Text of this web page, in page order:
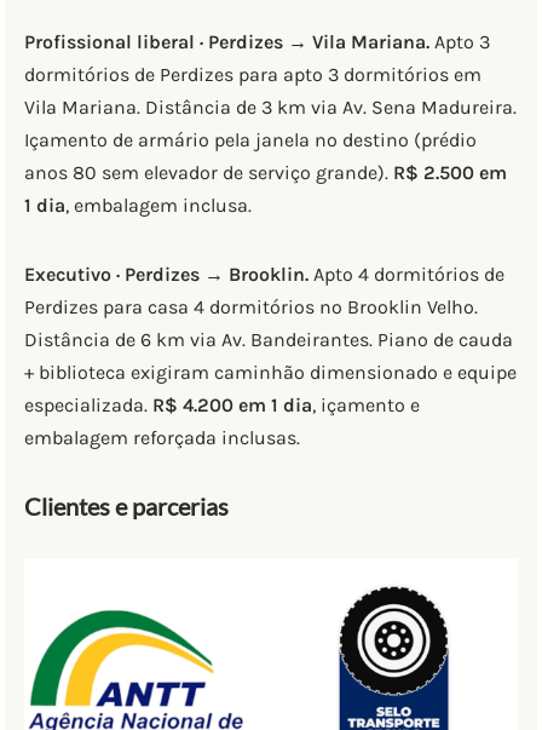
Profissional liberal · Perdizes → Vila Mariana. Apto 3
dormitórios de Perdizes para apto 3 dormitórios em
Vila Mariana. Distância de 3 km via Av. Sena Madureira.
Içamento de armário pela janela no destino (prédio
anos 80 sem elevador de serviço grande). R$ 2.500 em
1 dia, embalagem inclusa.
Executivo · Perdizes → Brooklin. Apto 4 dormitórios de
Perdizes para casa 4 dormitórios no Brooklin Velho.
Distância de 6 km via Av. Bandeirantes. Piano de cauda
+ biblioteca exigiram caminhão dimensionado e equipe
especializada. R$ 4.200 em 1 dia, içamento e
embalagem reforçada inclusas.
Clientes e parcerias